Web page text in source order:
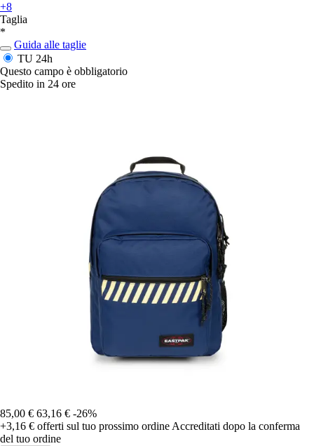
+8
Taglia
*
Guida alle taglie
TU 24h
Questo campo è obbligatorio
Spedito in 24 ore
85,00 € 63,16 € -26%
+3,16 € offerti sul tuo prossimo ordine Accreditati dopo la conferma
del tuo ordine